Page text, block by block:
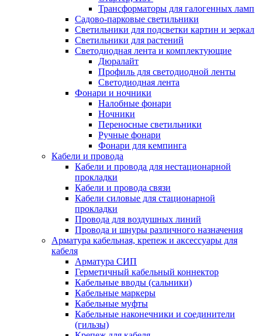
Трансформаторы для галогенных ламп
Садово-парковые светильники
Светильники для подсветки картин и зеркал
Светильники для растений
Светодиодная лента и комплектующие
Дюралайт
Профиль для светодиодной ленты
Светодиодная лента
Фонари и ночники
Налобные фонари
Ночники
Переносные светильники
Ручные фонари
Фонари для кемпинга
Кабели и провода
Кабели и провода для нестационарной
прокладки
Кабели и провода связи
Кабели силовые для стационарной
прокладки
Провода для воздушных линий
Провода и шнуры различного назначения
Арматура кабельная, крепеж и аксессуары для
кабеля
Арматура СИП
Герметичный кабельный коннектор
Кабельные вводы (сальники)
Кабельные маркеры
Кабельные муфты
Кабельные наконечники и соединители
(гильзы)